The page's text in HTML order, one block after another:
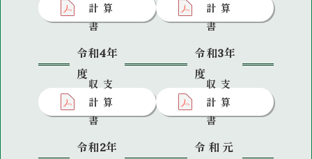
計算
書
計算
書
令和4年
度
収支
計算
書
令和3年
度
収支
計算
書
令和2年
令和元